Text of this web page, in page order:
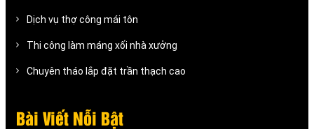
Dịch vụ thợ công mái tôn
Thi công làm máng xối nhà xưởng
Chuyên tháo lắp đặt trần thạch cao
Bài Viết Nỗi Bật